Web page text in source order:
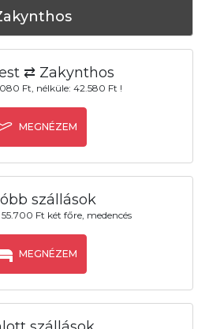
⇄ Zakynthos
Ft, nélküle: 42.580 Ft !
MEGNÉZEM
szállások
Ft két főre, medencés
MEGNÉZEM